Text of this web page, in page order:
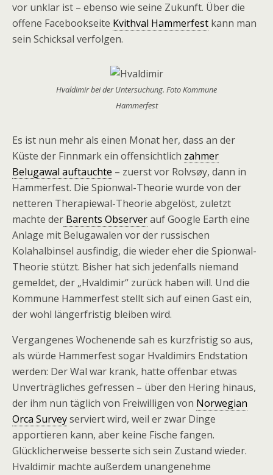
vor unklar ist – ebenso wie seine Zukunft. Über die
offene Facebookseite Kvithval Hammerfest kann man
sein Schicksal verfolgen.
Hvaldimir bei der Untersuchung. Foto Kommune
Hammerfest
Es ist nun mehr als einen Monat her, dass an der
Küste der Finnmark ein offensichtlich zahmer
Belugawal auftauchte – zuerst vor Rolvsøy, dann in
Hammerfest. Die Spionwal-Theorie wurde von der
netteren Therapiewal-Theorie abgelöst, zuletzt
machte der Barents Observerauf Google Earth eine
Anlage mit Belugawalen vor der russischen
Kolahalbinsel ausfindig, die wieder eher die Spionwal-
Theorie stützt. Bisher hat sich jedenfalls niemand
gemeldet, der „Hvaldimir“ zurück haben will. Und die
Kommune Hammerfest stellt sich auf einen Gast ein,
der wohl längerfristig bleiben wird.
Vergangenes Wochenende sah es kurzfristig so aus,
als würde Hammerfest sogar Hvaldimirs Endstation
werden: Der Wal war krank, hatte offenbar etwas
Unverträgliches gefressen – über den Hering hinaus,
der ihm nun täglich von Freiwilligen von Norwegian
Orca Surveyserviert wird, weil er zwar Dinge
apportieren kann, aber keine Fische fangen.
Glücklicherweise besserte sich sein Zustand wieder.
Hvaldimir machte außerdem unangenehme